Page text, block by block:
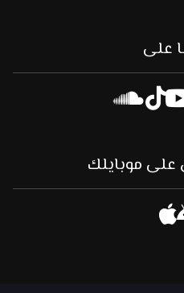
على
موبايلك